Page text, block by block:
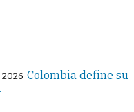
Colombia define su